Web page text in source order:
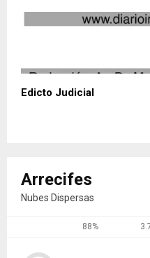
Edicto Judicial
Arrecifes
Nubes Dispersas
88%